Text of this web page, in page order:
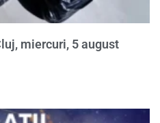
miercuri, 5 august